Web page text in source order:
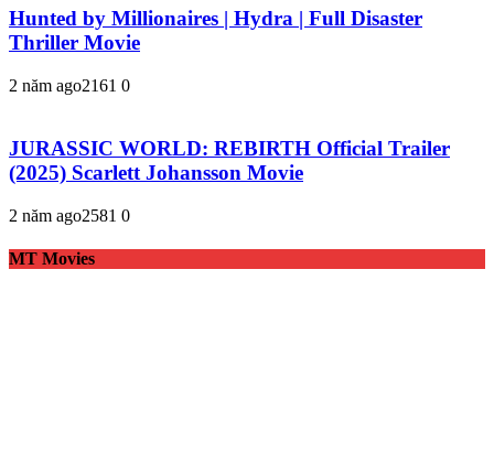
Hunted by Millionaires | Hydra | Full Disaster
Thriller Movie
2 năm ago2161 0
JURASSIC WORLD: REBIRTH Official Trailer
(2025) Scarlett Johansson Movie
2 năm ago2581 0
MT Movies